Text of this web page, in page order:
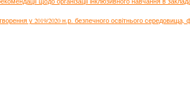
у 2019/2020 н.р. безпечного освітнього середовища,